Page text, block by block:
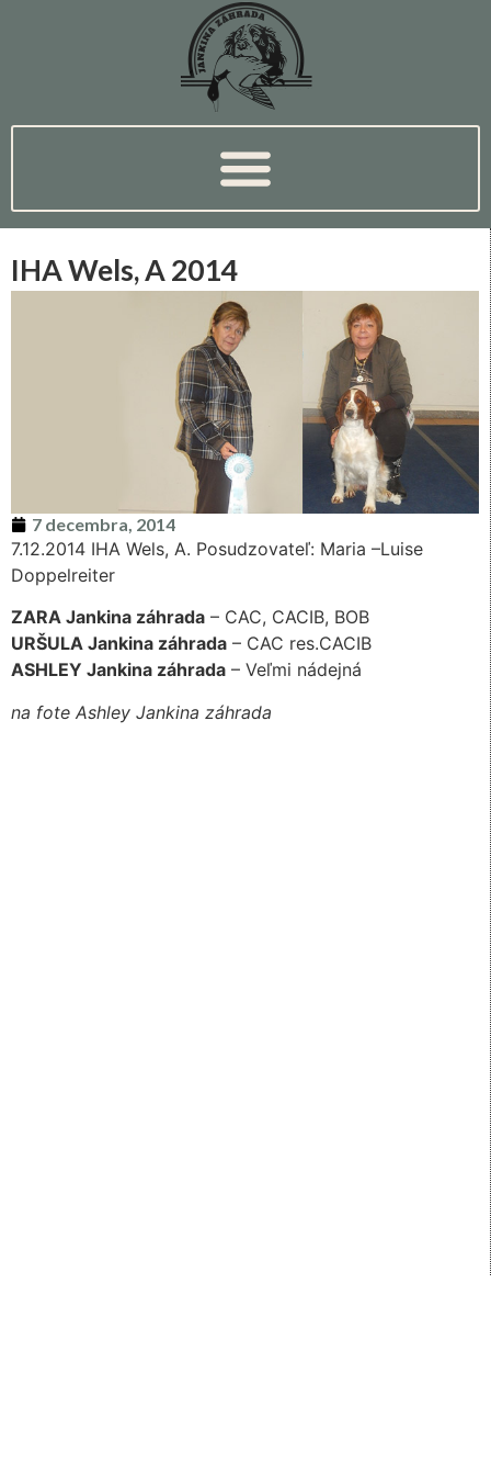
IHA Wels, A 2014
7 decembra, 2014
7.12.2014 IHA Wels, A. Posudzovateľ: Maria –Luise
Doppelreiter
ZARA Jankina záhrada – CAC, CACIB, BOB
URŠULA Jankina záhrada – CAC res.CACIB
ASHLEY Jankina záhrada – Veľmi nádejná
na fote Ashley Jankina záhrada